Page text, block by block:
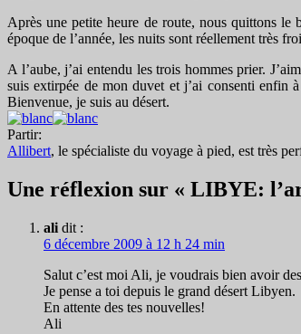
Après une petite heure de route, nous quittons le
époque de l’année, les nuits sont réellement très
A l’aube, j’ai entendu les trois hommes prier.
suis extirpée de mon duvet et j’ai consenti enfin
Bienvenue, je suis au désert.
Partir:
Allibert, le spécialiste du voyage à pied, est très
Une réflexion sur « LIBYE:
ali dit :
6 décembre 2009 à 12 h 24 min
Salut c’est moi Ali, je voudrais bien avoir
Je pense a toi depuis le grand désert Libyen.
En attente des tes nouvelles!
Ali